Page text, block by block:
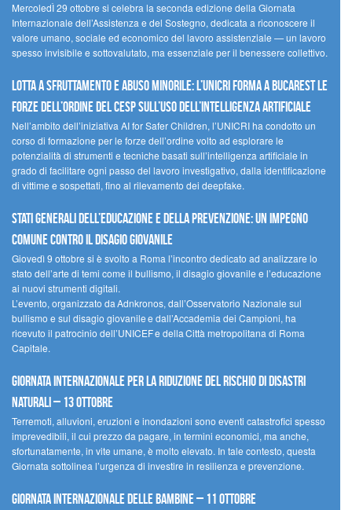
MercoledÌ 29 ottobre si celebra la seconda edizione della Giornata
Internazionale dell’Assistenza e del Sostegno, dedicata a riconoscere il
valore umano, sociale ed economico del lavoro assistenziale — un lavoro
spesso invisibile e sottovalutato, ma essenziale per il benessere collettivo.
Lotta a sfruttamento e abuso minorile: l’UNICRI forma a Bucarest le
forze dell’ordine del CESP sull’uso dell’Intelligenza Artificiale
Nell’ambito dell’iniziativa AI for Safer Children, l’UNICRI ha condotto un
corso di formazione per le forze dell’ordine volto ad esplorare le
potenzialità di strumenti e tecniche basati sull’intelligenza artificiale in
grado di facilitare ogni passo del lavoro investigativo, dalla identificazione
di vittime e sospettati, fino al rilevamento dei deepfake.
Stati Generali dell’Educazione e della Prevenzione: un impegno
comune contro il disagio giovanile
Giovedì 9 ottobre si è svolto a Roma l’incontro dedicato ad analizzare lo
stato dell’arte di temi come il bullismo, il disagio giovanile e l’educazione
ai nuovi strumenti digitali.
L’evento, organizzato da Adnkronos, dall’Osservatorio Nazionale sul
bullismo e sul disagio giovanile e dall’Accademia dei Campioni, ha
ricevuto il patrocinio dell’UNICEF e della Città metropolitana di Roma
Capitale.
Giornata internazionale per la riduzione del rischio di disastri
naturali – 13 ottobre
Terremoti, alluvioni, eruzioni e inondazioni sono eventi catastrofici spesso
imprevedibili, il cui prezzo da pagare, in termini economici, ma anche,
sfortunatamente, in vite umane, è molto elevato. In tale contesto, questa
Giornata sottolinea l’urgenza di investire in resilienza e prevenzione.
Giornata internazionale delle bambine – 11 ottobre